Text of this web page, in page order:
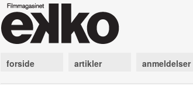
forside artikler anmeldelser